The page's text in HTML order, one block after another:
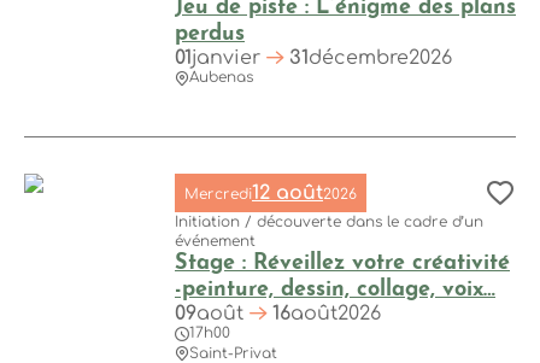
Jeu de piste : L’énigme des plans
perdus
01janvier 31décembre2026
Aubenas
Mercredi12 août2026
Initiation / découverte dans le cadre d’un
événement
Stage : Réveillez votre créativité
-peinture, dessin, collage, voix…
09août 16août2026
17h00
Saint-Privat
Stage : Réveillez votre créativité -peinture, dessin, collage,